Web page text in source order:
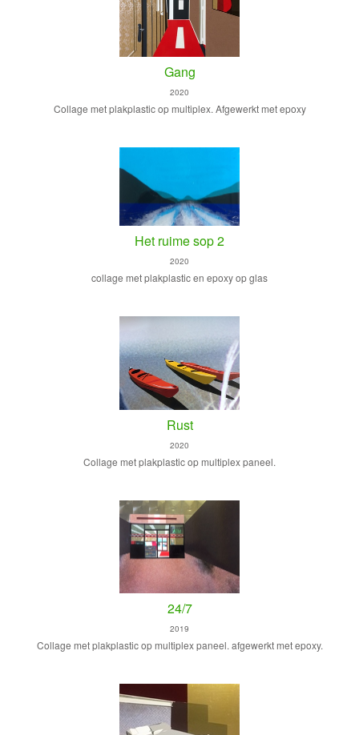
Gang
2020
Collage met plakplastic op multiplex. Afgewerkt met epoxy
Het ruime sop 2
2020
collage met plakplastic en epoxy op glas
Rust
2020
Collage met plakplastic op multiplex paneel.
24/7
2019
Collage met plakplastic op multiplex paneel. afgewerkt met epoxy.